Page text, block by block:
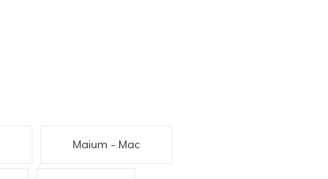
Maium - Mac